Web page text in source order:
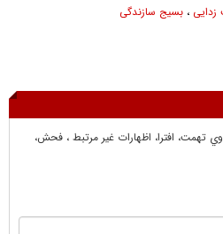
، بسیج سازندگی
تهمت، افترا، اظهارات غير مرتبط ، فحش،